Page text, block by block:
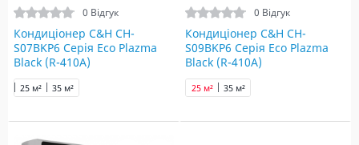
0 Відгук
Кондиціонер C&H СH-
S07BKP6 Серія Eco Plazma
Black (R-410A)
25 м² 35 м²
0 Відгук
Кондиціонер C&H СH-
S09BKP6 Серія Eco Plazma
Black (R-410A)
25 м² 35 м²